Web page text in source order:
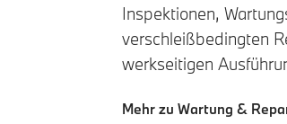
Inspektionen,
verschleißbedingten
werkseitigen
Mehr zu Wartung &